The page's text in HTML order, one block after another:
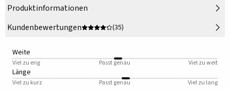
Produktinformationen
Kundenbewertungen
(35)
Weite
Viel zu eng Passt genau Viel zu weit
Länge
Viel zu kurz Passt genau Viel zu lang